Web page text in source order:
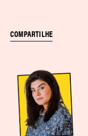
COMPARTILHE